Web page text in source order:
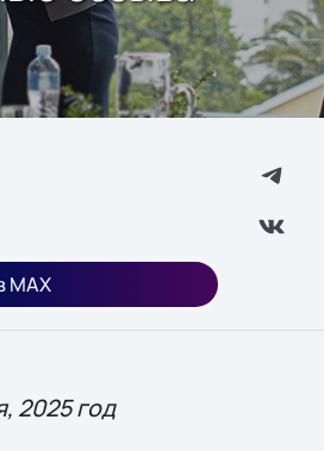
MAX
2025 год